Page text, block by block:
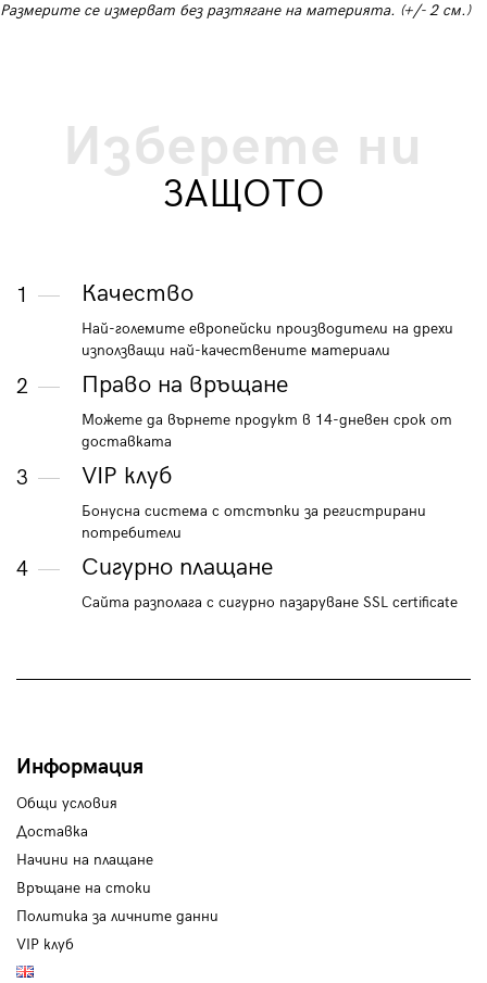
Размерите се измерват без разтягане на материята. (+/- 2 см.)
Изберете ни
ЗАЩОТО
1 Качество
Най-големите европейски производители на дрехи
използващи най-качествените материали
2 Право на връщане
Можете да върнете продукт в 14-дневен срок от
доставката
3 VIP клуб
Бонусна система с отстъпки за регистрирани
потребители
4 Сигурно плащане
Сайта разполага с сигурно пазаруване SSL certificate
Информация
Общи условия
Доставка
Начини на плащане
Връщане на стоки
Политика за личните данни
VIP клуб